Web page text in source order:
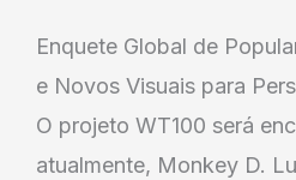
Enquete Global de
e Novos Visuais para
O projeto WT100 será
atualmente, Monkey D.